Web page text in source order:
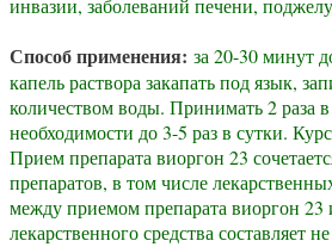
инвазии, заболеваний печени,
Способ применения: за 20-30 минут
капель раствора закапать под язык,
количеством воды. Принимать 2 раза
необходимости до 3-5 раз в сутки.
Прием препарата виоргон 23
препаратов, в том числе
между приемом препарата виоргон 23
лекарственного средства составляет